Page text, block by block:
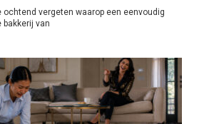
ochtend vergeten waarop een eenvoudig
van